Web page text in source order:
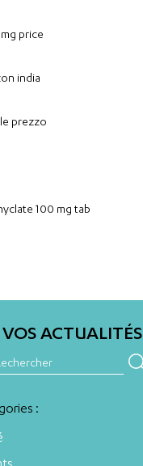
price
india
prezzo
100 mg tab
VOS ACTUALITÉS
: